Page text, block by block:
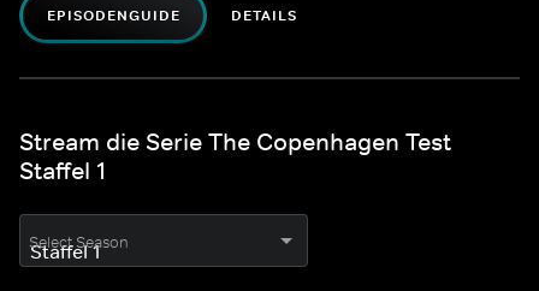
EPISODENGUIDE DETAILS
Stream die Serie The Copenhagen Test
Staffel 1
Select Season